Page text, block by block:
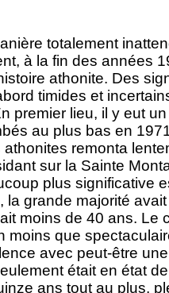
totalement
à la fin des années
athonite. Des
timides et
premier lieu, il y eut
au plus bas en
remonta
sur la Sainte
plus significative
la grande majorité
moins de 40 ans. Le
moins que
avec peut-être
était en état
ans tout au plus,